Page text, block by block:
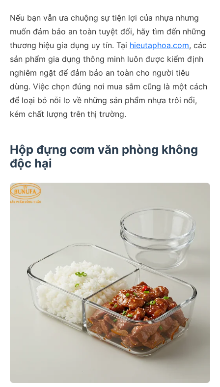
Nếu bạn vẫn ưa chuộng sự tiện lợi của nhựa nhưng
muốn đảm bảo an toàn tuyệt đối, hãy tìm đến những
thương hiệu gia dụng uy tín. Tại hieutaphoa.com, các
sản phẩm gia dụng thông minh luôn được kiểm định
nghiêm ngặt để đảm bảo an toàn cho người tiêu
dùng. Việc chọn đúng nơi mua sắm cũng là một cách
để loại bỏ nỗi lo về những sản phẩm nhựa trôi nổi,
kém chất lượng trên thị trường.
Hộp đựng cơm văn phòng không
độc hại